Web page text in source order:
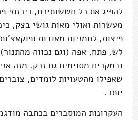
להפיג את כל חששותיכם, ריכזתי
מעשרות ואולי מאות גושי בצק,
פיצות, לחמניות מאודות
לש, פתח, אפה (וגם נכווה
ובמקרים מסוימים גם זרק. מזה
שאפילו מהטעויות לומדים, צוברים
יותר.
העקרונות המוסברים בכתבה